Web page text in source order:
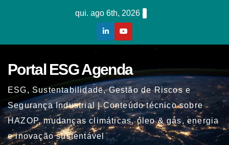
qui. ago 6th, 2026
Portal ESG Agenda
ESG, Sustentabilidade, Gestão de Riscos e
Segurança Industrial | Conteúdo técnico sobre
HAZOP, mudanças climáticas, óleo & gás, energia
e inovação sustentável